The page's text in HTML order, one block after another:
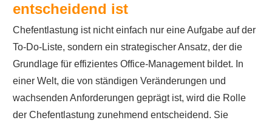
entscheidend ist
Chefentlastung ist nicht einfach nur eine Aufgabe auf der
To-Do-Liste, sondern ein strategischer Ansatz, der die
Grundlage für effizientes Office-Management bildet. In
einer Welt, die von ständigen Veränderungen und
wachsenden Anforderungen geprägt ist, wird die Rolle
der Chefentlastung zunehmend entscheidend. Sie